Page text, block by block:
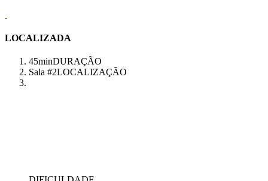
LOCALIZADA
45minDURAÇÃO
Sala #2LOCALIZAÇÃO